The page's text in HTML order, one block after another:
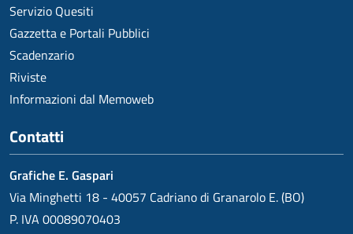
Servizio Quesiti
Gazzetta e Portali Pubblici
Scadenzario
Riviste
Informazioni dal Memoweb
Contatti
Grafiche E. Gaspari
Via Minghetti 18 - 40057 Cadriano di Granarolo E. (BO)
P. IVA 00089070403